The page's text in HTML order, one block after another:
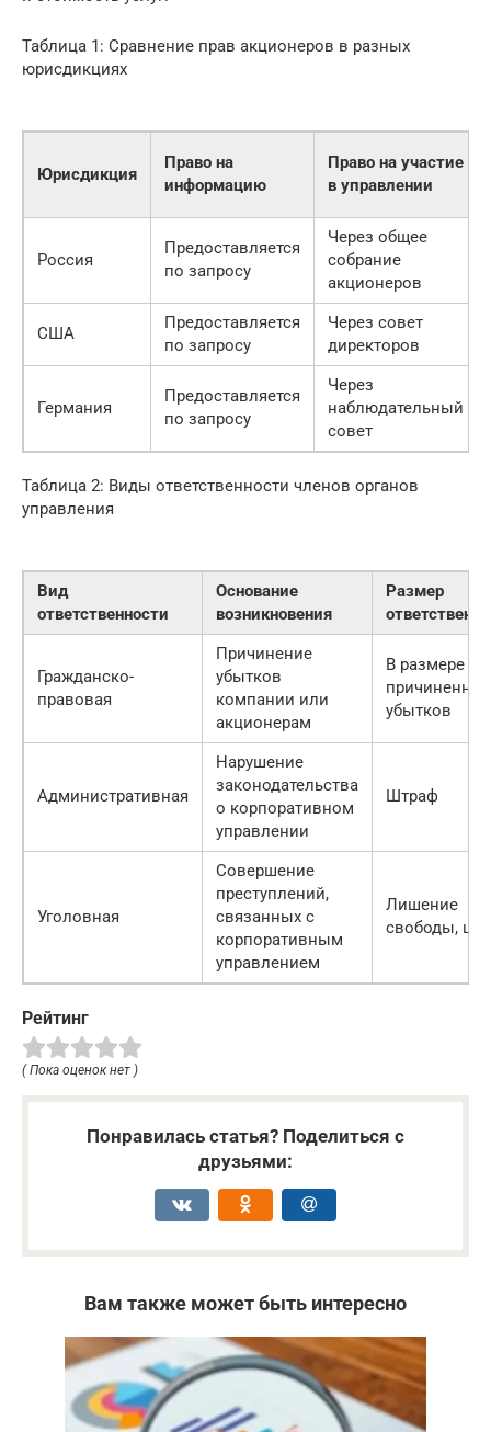
Таблица 1: Сравнение прав акционеров в разных
юрисдикциях
Юрисдикция
Право на
информацию
Право на участие
в управлении
Россия
Предоставляется
по запросу
Через общее
собрание
акционеров
США
Предоставляется
по запросу
Через совет
директоров
Германия
Предоставляется
по запросу
Через
наблюдательный
совет
Таблица 2: Виды ответственности членов органов
управления
Вид
ответственности
Основание
возникновения
Размер
Гражданско-
правовая
Причинение
убытков
компании или
акционерам
В размере
причиненных
убытков
Административная
Нарушение
законодательства
о корпоративном
управлении
Штраф
Уголовная
Совершение
преступлений,
связанных с
корпоративным
управлением
Лишение
свободы,
Рейтинг
( Пока оценок нет )
Понравилась статья? Поделиться с
друзьями:
Вам также может быть интересно